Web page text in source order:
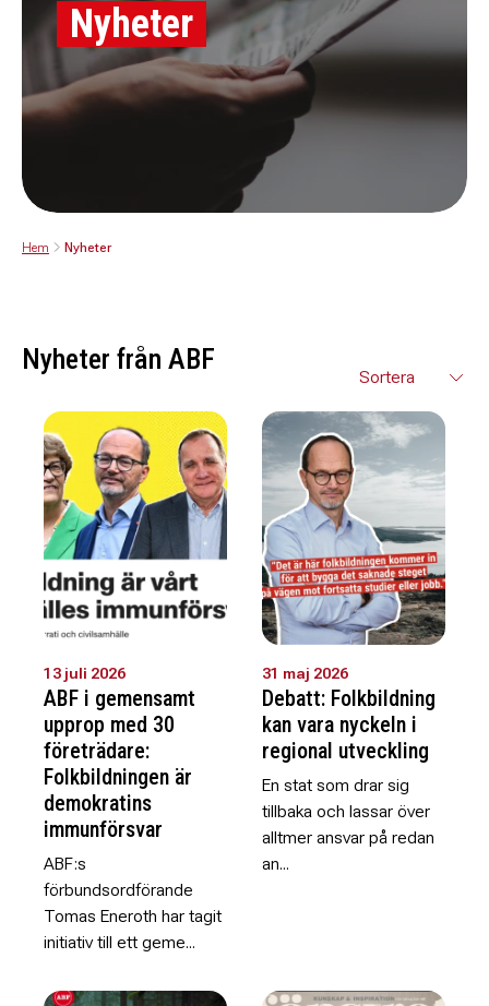
Nyheter
Hem Nyheter
Nyheter från ABF
13 juli 2026
ABF i gemensamt
upprop med 30
företrädare:
Folkbildningen är
demokratins
immunförsvar
ABF:s
förbundsordförande
Tomas Eneroth har tagit
initiativ till ett geme...
31 maj 2026
Debatt: Folkbildning
kan vara nyckeln i
regional utveckling
En stat som drar sig
tillbaka och lassar över
alltmer ansvar på redan
an...